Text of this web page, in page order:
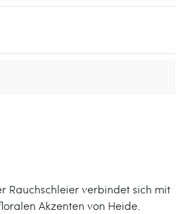
Rauchschleier verbindet sich mit
Akzenten von Heide.